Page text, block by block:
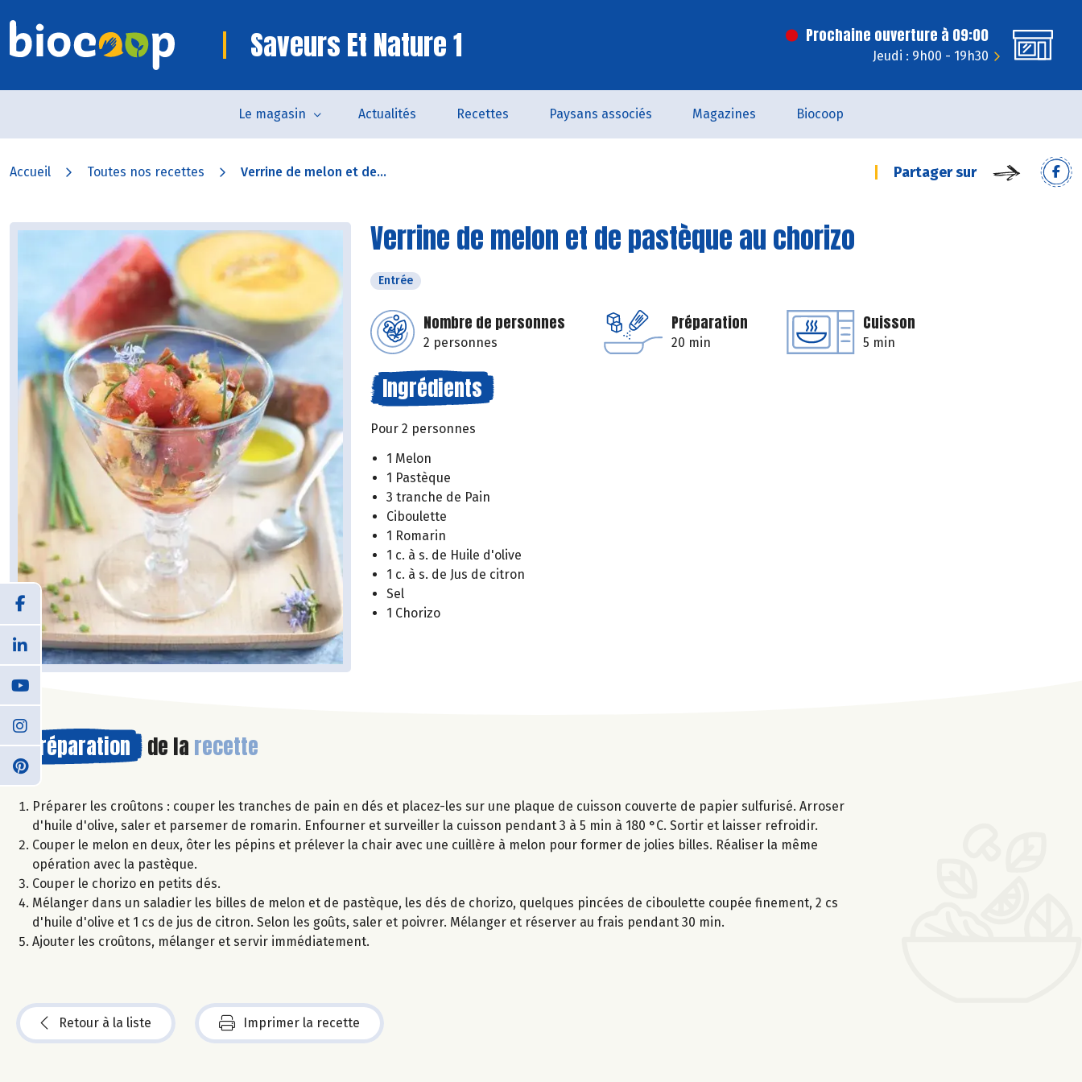
Saveurs Et Nature 1 Prochaine ouverture à 09:00
Jeudi : 9h00 - 19h30
Le magasin Actualités Recettes Paysans associés Magazines Biocoop
Accueil Toutes nos recettes Verrine de melon et de... Partager sur
Verrine de melon et de pastèque au chorizo
Entrée
Nombre de personnes
2 personnes
Préparation
20 min
Cuisson
5 min
Ingrédients
Pour 2 personnes
1 Melon
1 Pastèque
3 tranche de Pain
Ciboulette
1 Romarin
1 c. à s. de Huile d'olive
1 c. à s. de Jus de citron
Sel
1 Chorizo
Préparation de la recette
Préparer les croûtons : couper les tranches de pain en dés et placez-les sur une plaque de cuisson couverte de papier sulfurisé. Arroser
d'huile d'olive, saler et parsemer de romarin. Enfourner et surveiller la cuisson pendant 3 à 5 min à 180 °C. Sortir et laisser refroidir.
Couper le melon en deux, ôter les pépins et prélever la chair avec une cuillère à melon pour former de jolies billes. Réaliser la même
opération avec la pastèque.
Couper le chorizo en petits dés.
Mélanger dans un saladier les billes de melon et de pastèque, les dés de chorizo, quelques pincées de ciboulette coupée finement, 2 cs
d'huile d'olive et 1 cs de jus de citron. Selon les goûts, saler et poivrer. Mélanger et réserver au frais pendant 30 min.
Ajouter les croûtons, mélanger et servir immédiatement.
Retour à la liste Imprimer la recette